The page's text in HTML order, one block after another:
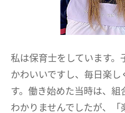
私は保育士をしています。
かわいいですし、毎日楽し
す。働き始めた当時は、組
わかりませんでしたが、「